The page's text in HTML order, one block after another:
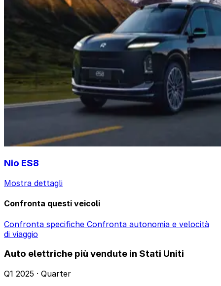
Nio ES8
Mostra dettagli
Confronta questi veicoli
Confronta specifiche Confronta autonomia e velocità
di viaggio
Auto elettriche più vendute in Stati Uniti
Q1 2025 · Quarter